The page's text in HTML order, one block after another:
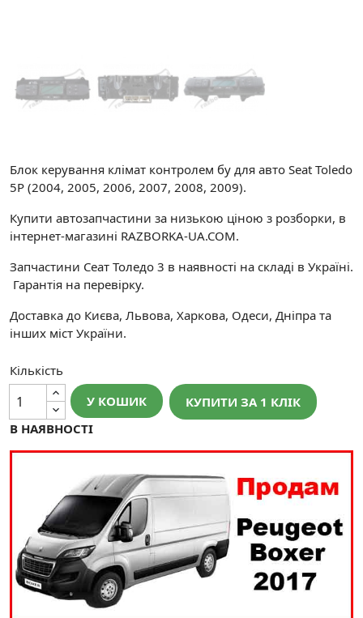
Блок керування клімат контролем бу для авто Seat Toledo
5P (2004, 2005, 2006, 2007, 2008, 2009).
Купити автозапчастини за низькою ціною з розборки, в
інтернет-магазині RAZBORKA-UA.COM.
Запчастини Сеат Толедо 3 в наявності на складі в Україні.
Гарантія на перевірку.
Доставка до Києва, Львова, Харкова, Одеси, Дніпра та
інших міст України.
Кількість
У КОШИК
КУПИТИ ЗА 1 КЛIК
В НАЯВНОСТІ